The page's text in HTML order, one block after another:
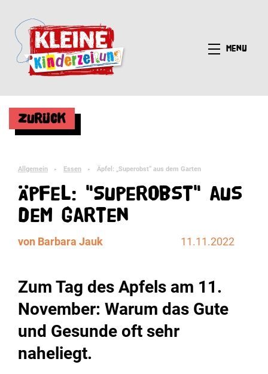
Menü
Zurück
Allgemein ► Essen ► Äpfel: „Superobst“ aus dem Garten
Äpfel: "Superobst" aus
dem Garten
von Barbara Jauk 11.11.2022
Zum Tag des Apfels am 11.
November: Warum das Gute
und Gesunde oft sehr
naheliegt.